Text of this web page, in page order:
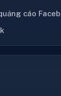
cáo